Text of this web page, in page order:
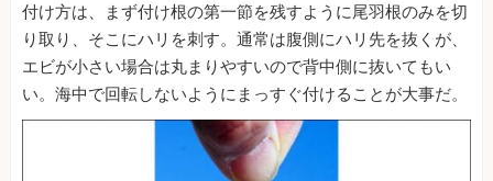
付け方は、まず付け根の第一節を残すように尾羽根のみを切
り取り、そこにハリを刺す。通常は腹側にハリ先を抜くが、
エビが小さい場合は丸まりやすいので背中側に抜いてもい
い。海中で回転しないようにまっすぐ付けることが大事だ。